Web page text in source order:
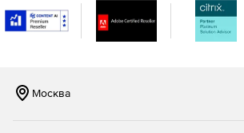
Москва